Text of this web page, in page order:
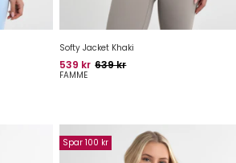
Softy Jacket Khaki
Pris
539 kr Oprindelig pris
639 kr
FAMME
Spar 100 kr